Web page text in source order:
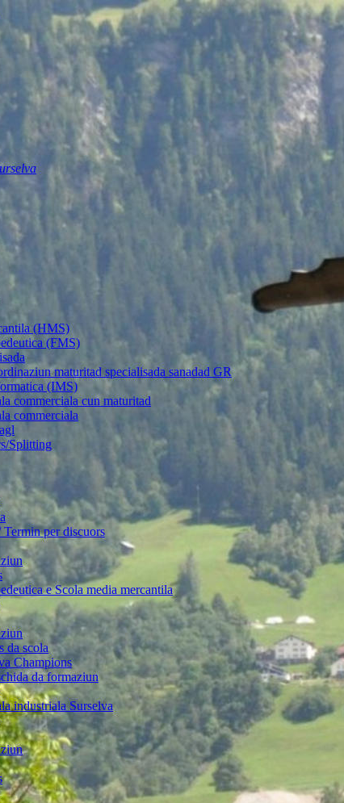
(HMS)
(FMS)
maturitad specialisada sanadad GR
(IMS)
commerciala cun maturitad
commerciala
Splitting
per discuors
e Scola media mercantila
da scola
Champions
da formaziun
industriala Surselva